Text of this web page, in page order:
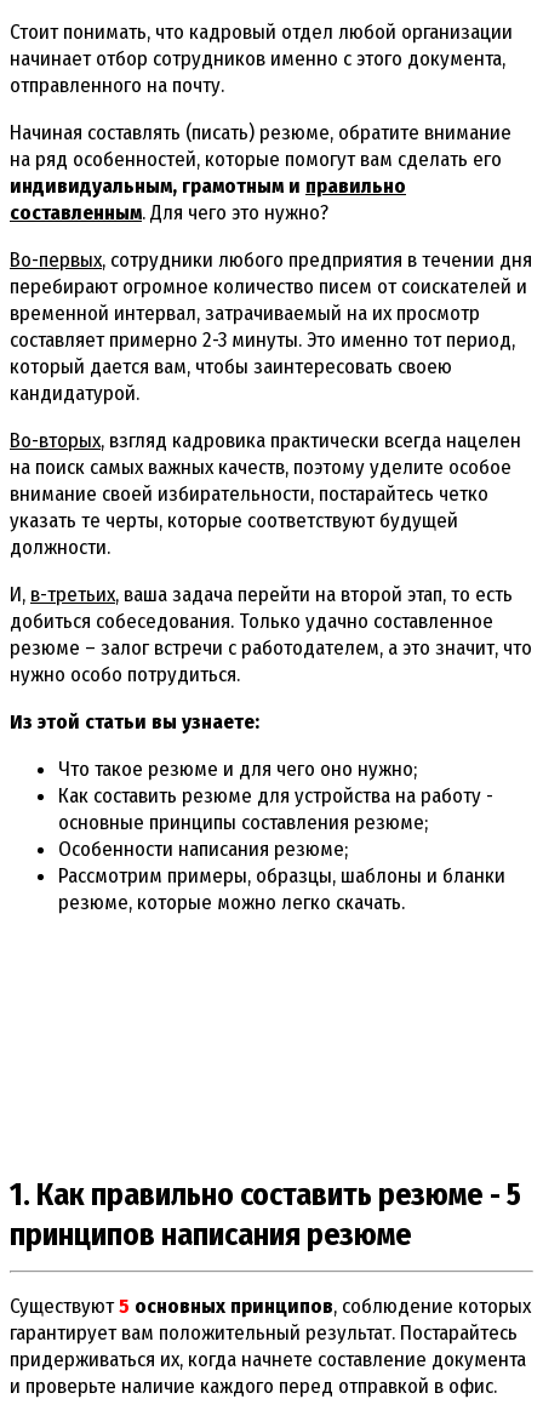
Стоит понимать, что кадровый отдел любой организации
начинает отбор сотрудников именно с этого документа,
отправленного на почту.
Начиная составлять (писать) резюме, обратите внимание
на ряд особенностей, которые помогут вам сделать его
индивидуальным, грамотным и правильно
составленным. Для чего это нужно?
Во-первых, сотрудники любого предприятия в течении дня
перебирают огромное количество писем от соискателей и
временной интервал, затрачиваемый на их просмотр
составляет примерно 2-3 минуты. Это именно тот период,
который дается вам, чтобы заинтересовать своею
кандидатурой.
Во-вторых, взгляд кадровика практически всегда нацелен
на поиск самых важных качеств, поэтому уделите особое
внимание своей избирательности, постарайтесь четко
указать те черты, которые соответствуют будущей
должности.
И, в-третьих, ваша задача перейти на второй этап, то есть
добиться собеседования. Только удачно составленное
резюме – залог встречи с работодателем, а это значит, что
нужно особо потрудиться.
Из этой статьи вы узнаете:
Что такое резюме и для чего оно нужно;
Как составить резюме для устройства на работу -
основные принципы составления резюме;
Особенности написания резюме;
Рассмотрим примеры, образцы, шаблоны и бланки
резюме, которые можно легко скачать.
1. Как правильно составить резюме - 5
принципов написания резюме
Существуют5 основных принципов, соблюдение которых
гарантирует вам положительный результат. Постарайтесь
придерживаться их, когда начнете составление документа
и проверьте наличие каждого перед отправкой в офис.